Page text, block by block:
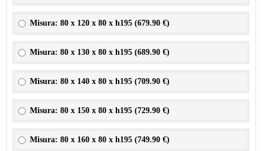
Misura: 80 x 120 x 80 x h195 (679.90 €)
Misura: 80 x 130 x 80 x h195 (689.90 €)
Misura: 80 x 140 x 80 x h195 (709.90 €)
Misura: 80 x 150 x 80 x h195 (729.90 €)
Misura: 80 x 160 x 80 x h195 (749.90 €)